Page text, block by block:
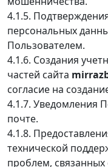
4.1.5.
персональных
Пользователем.
4.1.6. Создания
частей сайта
согласие на
4.1.7. Уведомления
почте.
4.1.8.
технической
проблем, связанных